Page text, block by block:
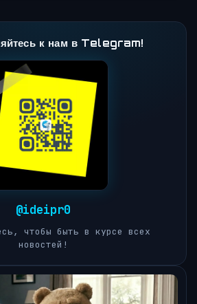
к нам в Telegram!
@ideipr0
чтобы быть в курсе всех
новостей!